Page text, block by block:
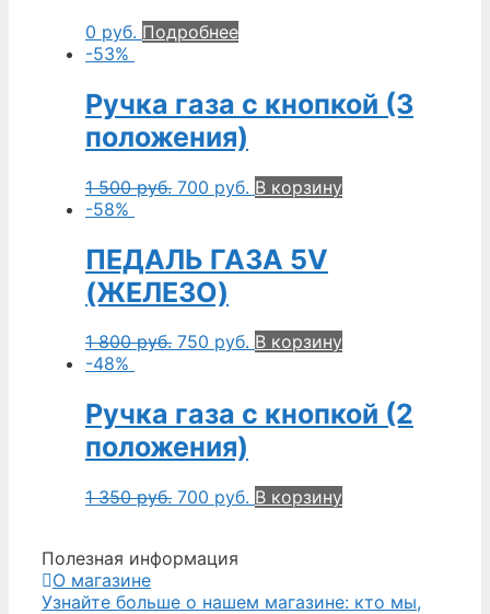
0 руб. Подробнее
-53%
Ручка газа с кнопкой (3
положения)
1 500руб. 700 руб. В корзину
-58%
ПЕДАЛЬ ГАЗА 5V
(ЖЕЛЕЗО)
1 800руб. 750 руб. В корзину
-48%
Ручка газа с кнопкой (2
положения)
1 350руб. 700 руб. В корзину
Полезная информация
О магазине
Узнайте больше о нашем магазине: кто мы,